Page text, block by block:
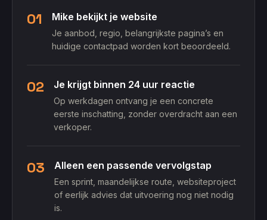
01 Mike bekijkt je website
Je aanbod, regio, belangrijkste pagina’s en
huidige contactpad worden kort beoordeeld.
02 Je krijgt binnen 24 uur reactie
Op werkdagen ontvang je een concrete
eerste inschatting, zonder overdracht aan een
verkoper.
03 Alleen een passende vervolgstap
Een sprint, maandelijkse route, websiteproject
of eerlijk advies dat uitvoering nog niet nodig
is.